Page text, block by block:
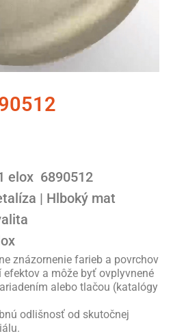
elox 6890512
| Hlboký mat
znázornenie farieb a povrchov
efektov a môže byť ovplyvnené
alebo tlačou (katalógy
odlišnosť od skutočnej